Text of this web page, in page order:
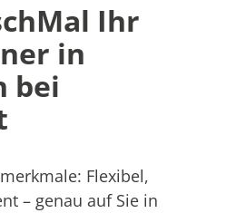
Ihr
in
bei
Flexibel,
– genau auf Sie in